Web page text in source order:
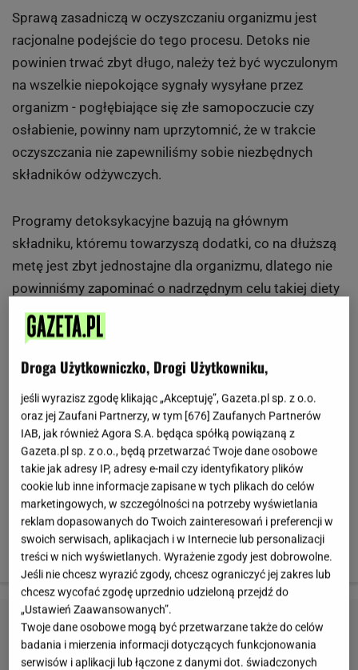
Sprawą zasadniczą w oczyszczaniu organizmu jest
racjonalne podejście do tego procesu. Detoks nie
powinien trwać zbyt długo, należy też być wyczulonym
na wszelkie niepokojące sygnały wysyłane przez
organizm - pogłębiające się złe samopoczucie czy
osłabienie, powinny nam uprzytomnić, że w trakcie
oczyszczania nie zapewniliśmy sobie niezbędnych
składników odżywczych.
Programy detoksykacyjne bazują na głównym
składniku, któremu towarzyszą dodatki, co na dłuższą
metę jest zbyt jednostajne dla organizmu, dlatego nie
powinniśmy zapominać o nadrzędnym celu takiej diety
- oczyszczeniu. Zapamiętajmy, że detoks nie jest
sposobem na szybkie pozbycie się zbędnych
stanie się ono kolejną dietą-cud.
Oczyszczanie organizmu można przeprowadzić dzięki
prostym składnikom. Dużą popularnością cieszą się
m.in.: kasza jaglana, płatki owsiane, buraki, pietruszka i
wiele innych warzyw. Nie polecamy nadmiernej ascezy
w oczyszczaniu organizmu. Jeśli zamierzamy
przeprowadzić radykalny detoks, warto udać się po
szczegółowe porady do dietetyka.
Droga Użytkowniczko, Drogi Użytkowniku,
jeśli wyrazisz zgodę klikając „Akceptuję”, Gazeta.pl sp. z o.o.
oraz jej Zaufani Partnerzy, w tym [676] Zaufanych Partnerów
IAB, jak również Agora S.A. będąca spółką powiązaną z
Gazeta.pl sp. z o.o., będą przetwarzać Twoje dane osobowe
takie jak adresy IP, adresy e-mail czy identyfikatory plików
cookie lub inne informacje zapisane w tych plikach do celów
marketingowych, w szczególności na potrzeby wyświetlania
reklam dopasowanych do Twoich zainteresowań i preferencji w
swoich serwisach, aplikacjach i w Internecie lub personalizacji
treści w nich wyświetlanych. Wyrażenie zgody jest dobrowolne.
Jeśli nie chcesz wyrazić zgody, chcesz ograniczyć jej zakres lub
chcesz wycofać zgodę uprzednio udzieloną przejdź do
„Ustawień Zaawansowanych”.
Twoje dane osobowe mogą być przetwarzane także do celów
badania i mierzenia informacji dotyczących funkcjonowania
serwisów i aplikacji lub łączone z danymi dot. świadczonych